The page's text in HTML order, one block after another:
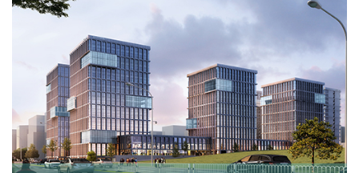
行业业绩